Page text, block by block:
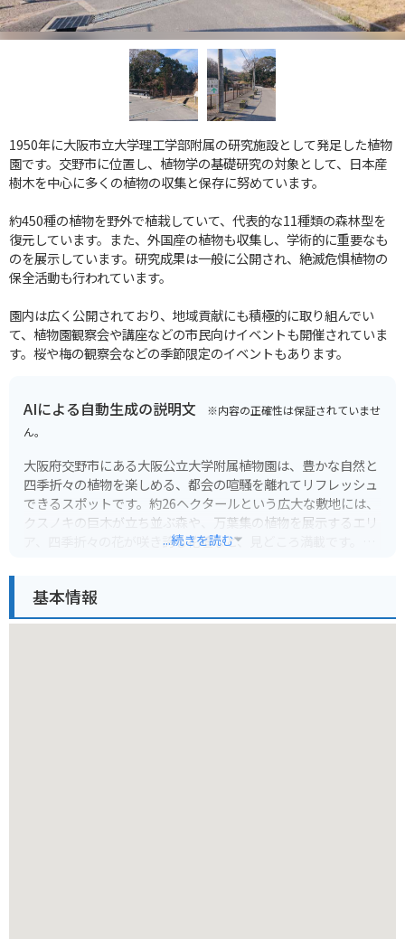
1950年に大阪市立大学理工学部附属の研究施設として発足した植物
園です。交野市に位置し、植物学の基礎研究の対象として、日本産
樹木を中心に多くの植物の収集と保存に努めています。
約450種の植物を野外で植栽していて、代表的な11種類の森林型を
復元しています。また、外国産の植物も収集し、学術的に重要なも
のを展示しています。研究成果は一般に公開され、絶滅危惧植物の
保全活動も行われています。
園内は広く公開されており、地域貢献にも積極的に取り組んでい
て、植物園観察会や講座などの市民向けイベントも開催されていま
す。桜や梅の観察会などの季節限定のイベントもあります。
AIによる自動生成の説明文 ※内容の正確性は保証されていませ
ん。
大阪府交野市にある大阪公立大学附属植物園は、豊かな自然と
四季折々の植物を楽しめる、都会の喧騒を離れてリフレッシュ
できるスポットです。約26ヘクタールという広大な敷地には、
クスノキの巨木が立ち並ぶ森や、万葉集の植物を展示するエリ
ア、四季折々の花が咲き誇る花壇など、見どころ満載です。
ニックを楽しむのもおすすめです。また、植物に関する様々な
イベントや教室も開催されているので、ホームページでチェッ
...続きを読む
基本情報